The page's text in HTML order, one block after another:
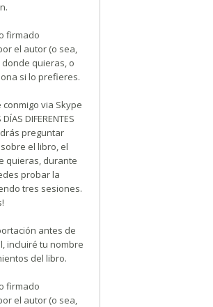
firmado
el autor (o sea,
donde quieras, o
si lo prefieres.
via Skype
DIFERENTES
preguntar
el libro, el
quieras, durante
probar la
tres sesiones.
antes de
incluiré tu nombre
del libro.
firmado
el autor (o sea,